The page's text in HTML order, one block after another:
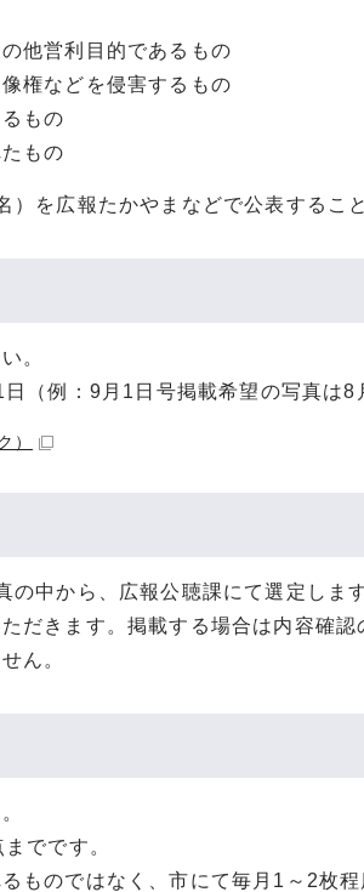
他営利目的であるもの
権などを侵害するもの
もの
もの
）を広報たかやまなどで公表するこ
。
（例：9月1日号掲載希望の写真は8
）
中から、広報公聴課にて選定します
だきます。掲載する場合は内容確認
ん。
でです。
ものではなく、市にて毎月1～2枚程